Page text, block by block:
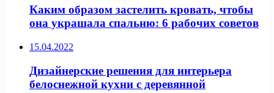
Каким образом застелить кровать, чтобы
она украшала спальню: 6 рабочих советов
15.04.2022
Дизайнерские решения для интерьера
белоснежной кухни с деревянной